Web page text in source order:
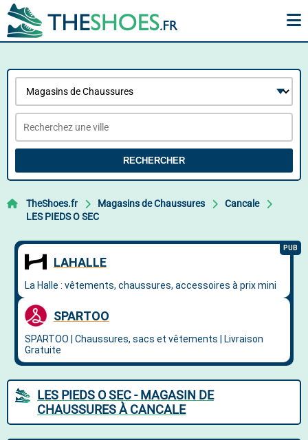
RECHERCHER
TheShoes.fr Magasins de Chaussures
Cancale
LES PIEDS O SEC
LES PIEDS O SEC - MAGASIN DE
CHAUSSURES À CANCALE